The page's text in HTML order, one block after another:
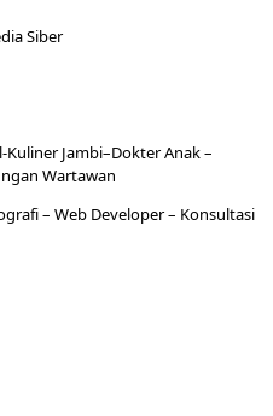
Siber
-KulinerJambi–DokterAnak –
Wartawan
– Web Developer– Konsultasi